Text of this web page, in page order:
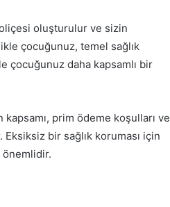
oluşturulur ve sizin
çocuğunuz, temel sağlık
çocuğunuz daha kapsamlı bir
kapsamı, prim ödeme koşulları ve
Eksiksiz bir sağlık koruması için
önemlidir.